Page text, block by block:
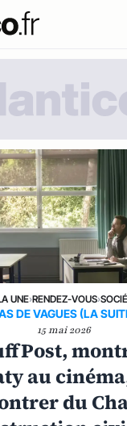
UNE›RENDEZ-VOUS›
DE VAGUES (LA
15 mai 2026
au
du